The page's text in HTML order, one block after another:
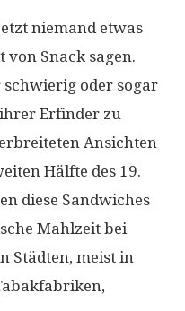
niemand etwas
Snack sagen.
schwierig oder sogar
Erfinder zu
Ansichten
Hälfte des 19.
diese Sandwiches
Mahlzeit bei
Städten, meist in